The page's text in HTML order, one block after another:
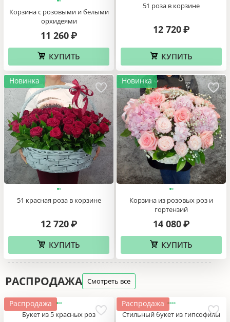
Корзина с розовыми и белыми
орхидеями
11 260 ₽
КУПИТЬ
51 роза в корзине
12 720 ₽
КУПИТЬ
Новинка
51 красная роза в корзине
12 720 ₽
КУПИТЬ
Новинка
Корзина из розовых роз и
гортензий
14 080 ₽
КУПИТЬ
РАСПРОДАЖА Смотреть все
Распродажа
Букет из 5 красных роз
Распродажа
Стильный букет из гипсофилы